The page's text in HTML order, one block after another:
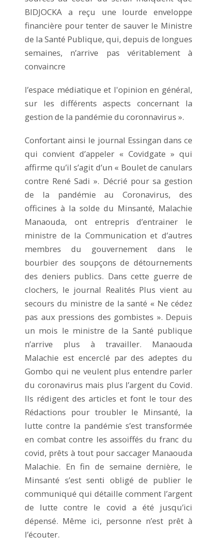
BIDJOCKA a reçu une lourde enveloppe
financière pour tenter de sauver le Ministre
de la Santé Publique, qui, depuis de longues
semaines, n’arrive pas véritablement à
convaincre
l’espace médiatique et l'opinion en général,
sur les différents aspects concernant la
gestion de la pandémie du coronnavirus ».
Confortant ainsi le journal Essingan dans ce
qui convient d’appeler « Covidgate » qui
affirme qu’il s’agit d’un « Boulet de canulars
contre René Sadi ». Décrié pour sa gestion
de la pandémie au Coronavirus, des
officines à la solde du Minsanté, Malachie
Manaouda, ont entrepris d’entrainer le
ministre de la Communication et d’autres
membres du gouvernement dans le
bourbier des soupçons de détournements
des deniers publics. Dans cette guerre de
clochers, le journal Realités Plus vient au
secours du ministre de la santé « Ne cédez
pas aux pressions des gombistes ». Depuis
un mois le ministre de la Santé publique
n’arrive plus à travailler. Manaouda
Malachie est encerclé par des adeptes du
Gombo qui ne veulent plus entendre parler
du coronavirus mais plus l’argent du Covid.
Ils rédigent des articles et font le tour des
Rédactions pour troubler le Minsanté, la
lutte contre la pandémie s’est transformée
en combat contre les assoiffés du franc du
covid, prêts à tout pour saccager Manaouda
Malachie. En fin de semaine dernière, le
Minsanté s’est senti obligé de publier le
communiqué qui détaille comment l’argent
de lutte contre le covid a été jusqu’ici
dépensé. Même ici, personne n’est prêt à
l’écouter.